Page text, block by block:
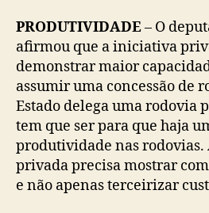
PRODUTIVIDADE– O
afirmou que a iniciativa
demonstrar maior
assumir uma concessão de
Estado delega uma rodovia
tem que ser para que haja
produtividade nas
privada precisa mostrar
e não apenas terceirizar